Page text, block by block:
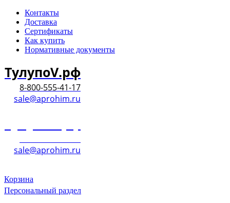
Контакты
Доставка
Сертификаты
Как купить
Нормативные документы
ТулупоV.рф
8-800-555-41-17
sale@aprohim.ru
sale@aprohim.ru
Корзина
Персональный раздел